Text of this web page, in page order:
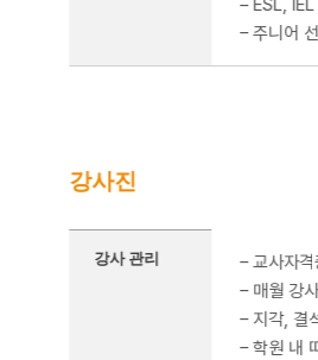
– ESL,
– 주니어
강사진
강사 관리
– 교사자
– 매월 강
– 지각, 결
– 학원 내